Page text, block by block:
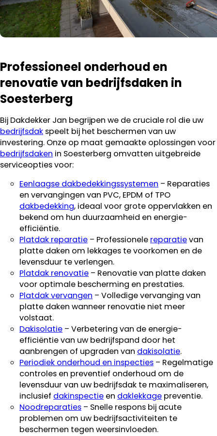
Professioneel onderhoud en
renovatie van bedrijfsdaken in
Soesterberg
Bij Dakdekker Jan begrijpen we de cruciale rol die uw
bedrijfsdak speelt bij het beschermen van uw
investering. Onze op maat gemaakte oplossingen voor
bedrijfsdaken in Soesterberg omvatten uitgebreide
serviceopties voor:
Eenlaagse dakbedekkingssystemen – Reparaties
en vervangingen van PVC, EPDM of TPO
dakbedekking, ideaal voor grote oppervlakken en
bekend om hun duurzaamheid en energie-
efficiëntie.
Platdak reparatie – Professionele reparatievan
platte daken om lekkages te voorkomen en de
levensduur te verlengen.
Platdak renovatie – Renovatie van platte daken
voor optimale bescherming en prestaties.
Platdak vervangen – Volledige vervanging van
platte daken wanneer renovatie niet meer
volstaat.
Dakisolatie – Verbetering van de energie-
efficiëntie van uw bedrijfspand door het
aanbrengen of upgraden van dakisolatie.
Periodiek onderhoud en inspecties – Regelmatige
controles en preventief onderhoud om de
levensduur van uw bedrijfsdak te maximaliseren,
inclusief dakinspectie en daklekkage preventie.
Noodreparaties – Snelle respons bij acute
problemen om uw bedrijfsactiviteiten te
beschermen tegen weersinvloeden.